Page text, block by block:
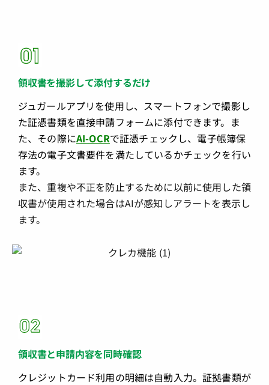
領収書を撮影して添付するだけ
ジュガールアプリを使用し、スマートフォンで撮影し
た証憑書類を直接申請フォームに添付できます。ま
た、その際にAI-OCRで証憑チェックし、電子帳簿保
存法の電子文書要件を満たしているかチェックを行い
ます。
また、重複や不正を防止するために以前に使用した領
収書が使用された場合はAIが感知しアラートを表示し
ます。
領収書と申請内容を同時確認
クレジットカード利用の明細は自動入力。証拠書類が